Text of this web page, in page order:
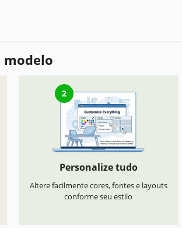
modelo
2
Personalize tudo
Altere facilmente cores, fontes e layouts
conforme seu estilo